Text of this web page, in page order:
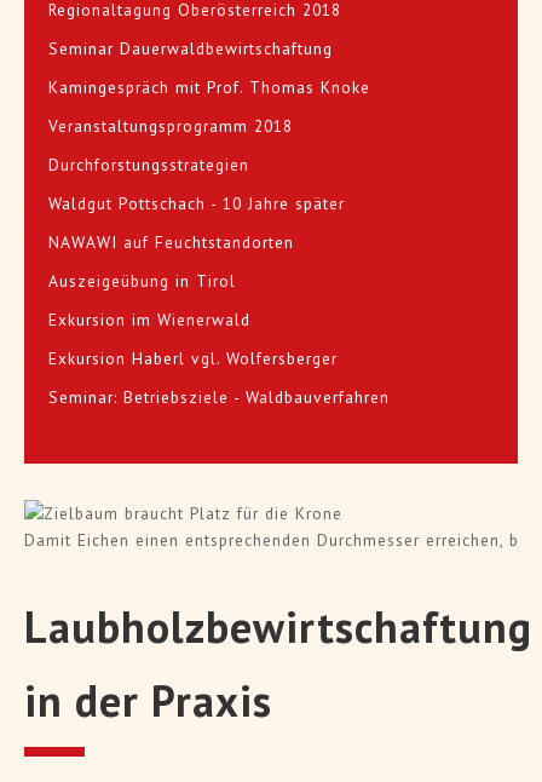
Regionaltagung Oberösterreich 2018
Seminar Dauerwaldbewirtschaftung
Kamingespräch mit Prof. Thomas Knoke
Veranstaltungsprogramm 2018
Durchforstungsstrategien
Waldgut Pottschach - 10 Jahre später
NAWAWI auf Feuchtstandorten
Auszeigeübung in Tirol
Exkursion im Wienerwald
Exkursion Haberl vgl. Wolfersberger
Seminar: Betriebsziele - Waldbauverfahren
Damit Eichen einen entsprechenden Durchmesser erreichen,
Laubholzbewirtschaftung
in der Praxis